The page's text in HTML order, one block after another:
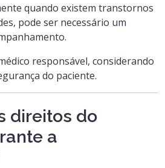
quando existem transtornos
pode ser necessário um
responsável, considerando
do paciente.
direitos do
a